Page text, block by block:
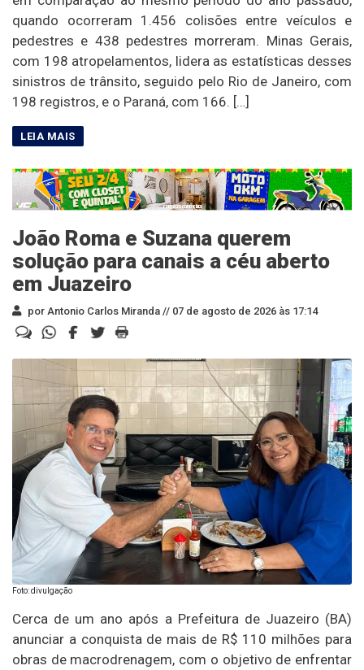
quando ocorreram 1.456 colisões entre veículos e
pedestres e 438 pedestres morreram. Minas Gerais,
com 198 atropelamentos, lidera as estatísticas desses
sinistros de trânsito, seguido pelo Rio de Janeiro, com
198 registros, e o Paraná, com 166. […]
João Roma e Suzana querem
solução para canais a céu aberto
em Juazeiro
por Antonio Carlos Miranda // 07 de agosto de 2026 às 17:14
Foto: divulgação
Cerca de um ano após a Prefeitura de Juazeiro (BA)
anunciar a conquista de mais de R$ 110 milhões para
obras de macrodrenagem, com o objetivo de enfrentar